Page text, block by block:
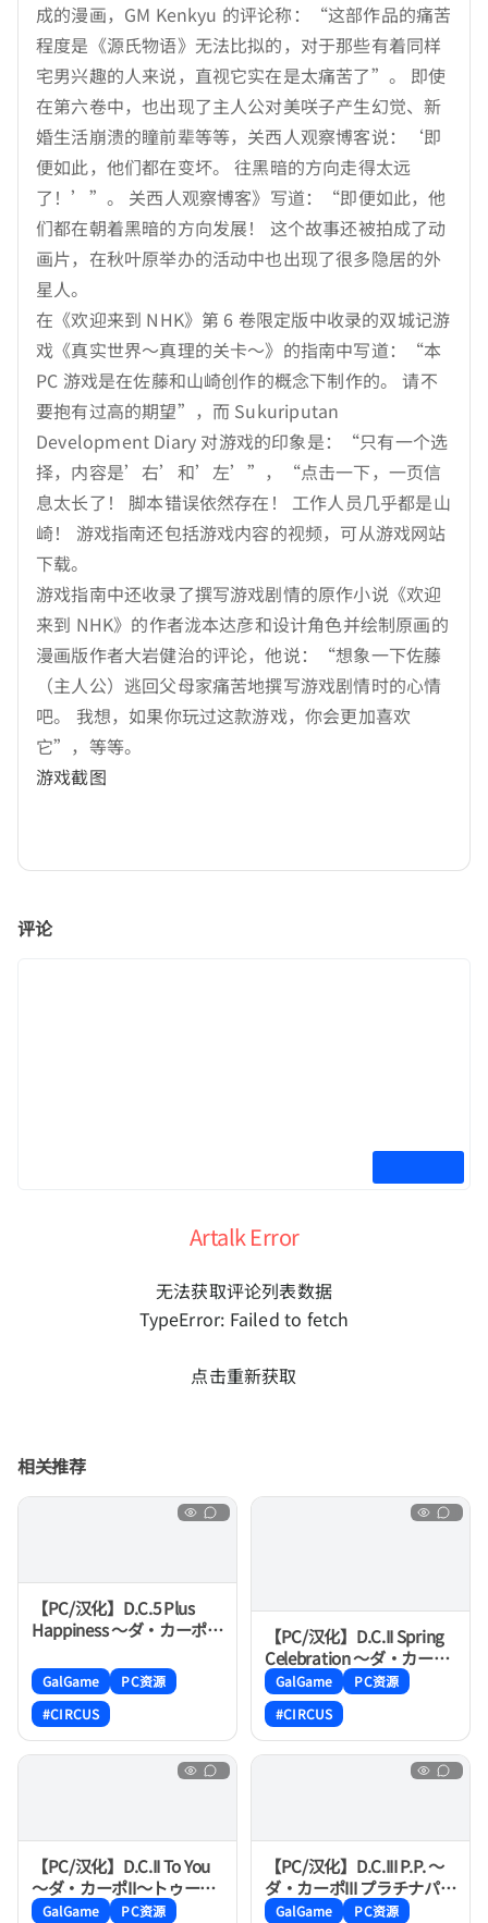
成的漫画，GM Kenkyu 的评论称：“这部作品的痛苦
程度是《源氏物语》无法比拟的，对于那些有着同样
宅男兴趣的人来说，直视它实在是太痛苦了”。 即使
在第六卷中，也出现了主人公对美咲子产生幻觉、新
婚生活崩溃的瞳前辈等等，关西人观察博客说：‘即
便如此，他们都在变坏。 往黑暗的方向走得太远
了！’”。 关西人观察博客》写道：“即便如此，他
们都在朝着黑暗的方向发展！ 这个故事还被拍成了动
画片，在秋叶原举办的活动中也出现了很多隐居的外
星人。
在《欢迎来到 NHK》第 6 卷限定版中收录的双城记游
戏《真实世界～真理的关卡～》的指南中写道：“本
PC 游戏是在佐藤和山崎创作的概念下制作的。 请不
要抱有过高的期望”，而 Sukuriputan
Development Diary 对游戏的印象是：“只有一个选
择，内容是’右’和’左’”，“点击一下，一页信
息太长了！ 脚本错误依然存在！ 工作人员几乎都是山
崎！ 游戏指南还包括游戏内容的视频，可从游戏网站
下载。
游戏指南中还收录了撰写游戏剧情的原作小说《欢迎
来到 NHK》的作者泷本达彦和设计角色并绘制原画的
漫画版作者大岩健治的评论，他说：“想象一下佐藤
（主人公）逃回父母家痛苦地撰写游戏剧情时的心情
吧。 我想，如果你玩过这款游戏，你会更加喜欢
它”，等等。
游戏截图
评论
Artalk Error
无法获取评论列表数据
TypeError: Failed to fetch
点击重新获取
相关推荐
【PC/汉化】D.C.5 Plus
Happiness ～ダ・カーポ5
GalGame
PC资源
#CIRCUS
【PC/汉化】D.C.II Spring
Celebration ～ダ・カーポ
II～ スプリング セレブレイ
ション
GalGame
PC资源
#CIRCUS
【PC/汉化】D.C.II To You
～ダ・カーポII～トゥーユ
ー サイドエピソード
GalGame PC资源
【PC/汉化】D.C.III P.P. ～
ダ・カーポIII プラチナパー
トナー～
GalGame PC资源